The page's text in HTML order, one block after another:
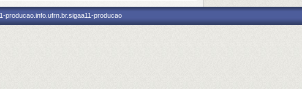
producao.info.ufrn.br.sigaa11-producao